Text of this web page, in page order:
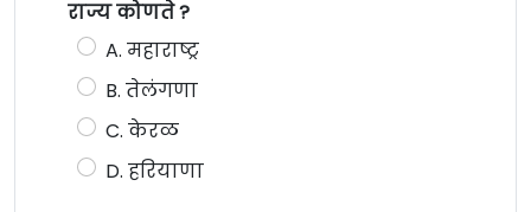
राज्य कोणते ?
A. महाराष्ट्र
B. तेलंगणा
C. केरळ
D. हरियाणा